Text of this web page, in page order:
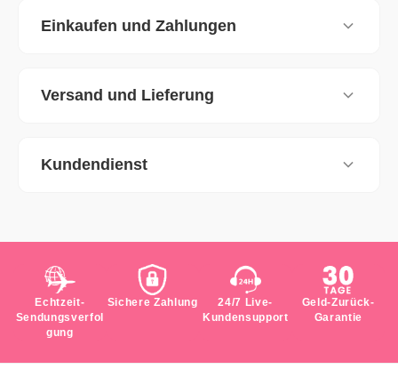
Einkaufen und Zahlungen
Versand und Lieferung
Kundendienst
Echtzeit-
Sendungsverfol
gung
Sichere Zahlung
24/7 Live-
Kundensupport
Geld-Zurück-
Garantie